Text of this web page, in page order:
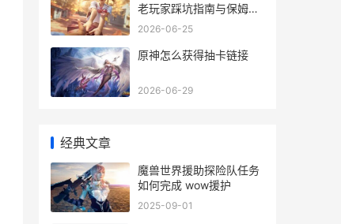
老玩家踩坑指南与保姆级
教程
2026-06-25
原神怎么获得抽卡链接
2026-06-29
经典文章
魔兽世界援助探险队任务
如何完成 wow援护
2025-09-01